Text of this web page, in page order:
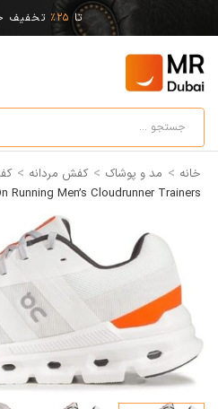
تا 25% تخفیف
خانه > مد و پوشاک > کفش مردانه >
Running Men’s Cloudrunner Trainers